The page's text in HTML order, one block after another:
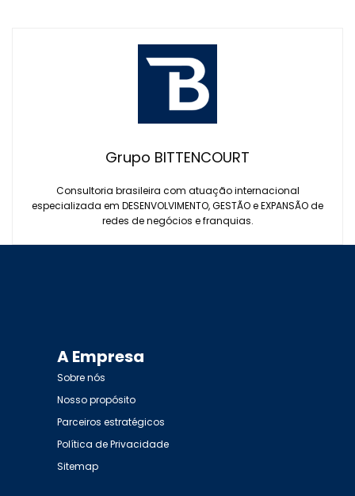
Grupo BITTENCOURT
Consultoria brasileira com atuação internacional
especializada em DESENVOLVIMENTO, GESTÃO e EXPANSÃO de
redes de negócios e franquias.
A Empresa
Sobre nós
Nosso propósito
Parceiros estratégicos
Política de Privacidade
Sitemap